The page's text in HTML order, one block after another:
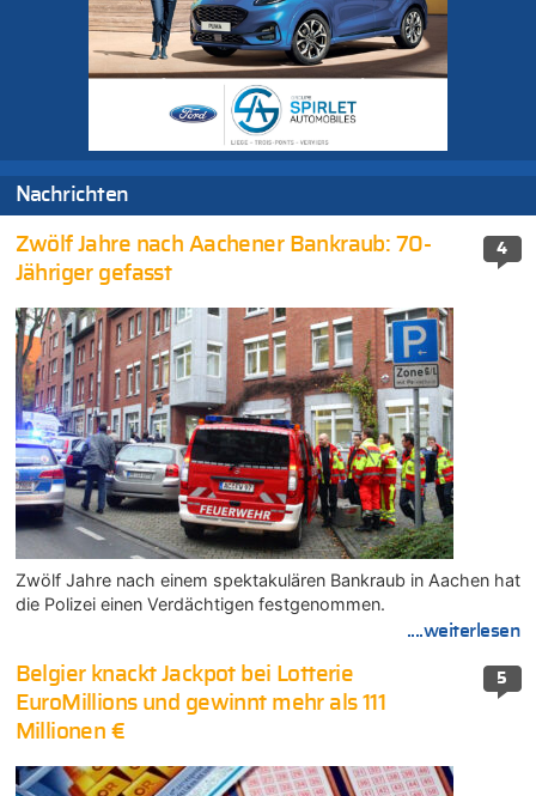
Nachrichten
4
Zwölf Jahre nach Aachener Bankraub: 70-
Jähriger gefasst
Zwölf Jahre nach einem spektakulären Bankraub in Aachen hat
die Polizei einen Verdächtigen festgenommen.
....weiterlesen
5
Belgier knackt Jackpot bei Lotterie
EuroMillions und gewinnt mehr als 111
Millionen €